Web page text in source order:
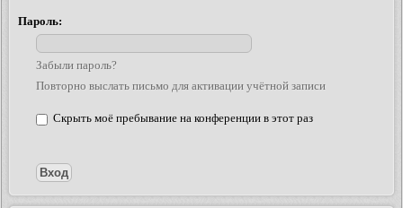
Пароль:
Забыли пароль?
Повторно выслать письмо для активации учётной записи
Скрыть моё пребывание на конференции в этот раз